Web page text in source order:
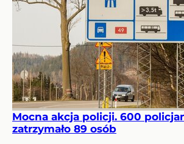
Mocna akcja policji. 600
zatrzymało 89 osób